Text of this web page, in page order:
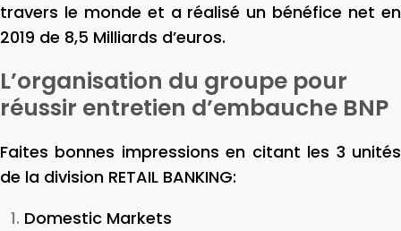
travers le monde et a réalisé un bénéfice net en
2019 de 8,5 Milliards d’euros.
L’organisation du groupe pour
réussir entretien d’embauche BNP
Faites bonnes impressions en citant les 3 unités
de la division RETAIL BANKING:
Domestic Markets